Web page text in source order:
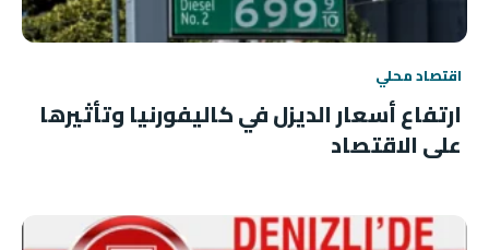
اقتصاد محلي
ارتفاع أسعار الديزل في كاليفورنيا وتأثيرها
على الاقتصاد